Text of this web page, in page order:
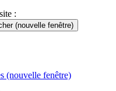
:
(nouvelle fenêtre)
(nouvelle fenêtre)